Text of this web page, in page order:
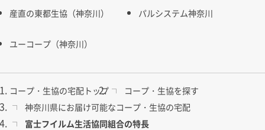
産直の東都生協（神奈川） パルシステム神奈川
ユーコープ（神奈川）
コープ・生協の宅配トップ
コープ・生協を探す
神奈川県にお届け可能なコープ・生協の宅配
富士フイルム生活協同組合の特長